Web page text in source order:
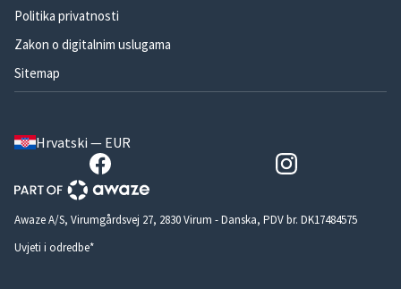
Politika privatnosti
Zakon o digitalnim uslugama
Sitemap
Hrvatski — EUR
Awaze A/S, Virumgårdsvej 27, 2830 Virum - Danska, PDV br. DK17484575
Uvjeti i odredbe*